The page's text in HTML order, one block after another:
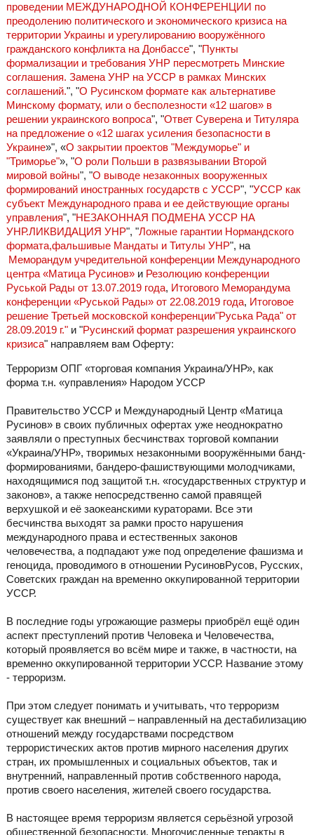
проведении МЕЖДУНАРОДНОЙ КОНФЕРЕНЦИИ по
преодолению политического и экономического кризиса на
территории Украины и урегулированию вооружённого
гражданского конфликта на Донбассе", "Пункты
формализации и требования УНР пересмотреть Минские
соглашения. Замена УНР на УССР в рамках Минских
соглашений.", "О Русинском формате как альтернативе
Минскому формату, или о бесполезности «12 шагов» в
решении украинского вопроса", "Ответ Суверена и Титуляра
на предложение о «12 шагах усиления безопасности в
Украине»", «О закрытии проектов "Междуморье" и
"Триморье"», "О роли Польши в развязывании Второй
мировой войны", "О выводе незаконных вооруженных
формирований иностранных государств с УССР", "УССР как
субъект Международного права и ее действующие органы
управления", "НЕЗАКОННАЯ ПОДМЕНА УССР НА
УНР.ЛИКВИДАЦИЯ УНР", "Ложные гарантии Нормандского
формата,фальшивые Мандаты и Титулы УНР", на
Меморандум учредительной конференции Международного
центра «Матица Русинов»и Резолюцию конференции
Руськой Рады от 13.07.2019 года, Итогового Меморандума
конференции «Руськой Рады» от 22.08.2019 года, Итоговое
решение Третьей московской конференции"Руська Рада" от
28.09.2019 г."и "Русинский формат разрешения украинского
кризиса" направляем вам Оферту:
Терроризм ОПГ «торговая компания Украина/УНР», как
форма т.н. «управления» Народом УССР
Правительство УССР и Международный Центр «Матица
Русинов» в своих публичных офертах уже неоднократно
заявляли о преступных бесчинствах торговой компании
«Украина/УНР», творимых незаконными вооружёнными банд-
формированиями, бандеро-фашиствующими молодчиками,
находящимися под защитой т.н. «государственных структур и
законов», а также непосредственно самой правящей
верхушкой и её заокеанскими кураторами. Все эти
бесчинства выходят за рамки просто нарушения
международного права и естественных законов
человечества, а подпадают уже под определение фашизма и
геноцида, проводимого в отношении РусиновРусов, Русских,
Советских граждан на временно оккупированной территории
УССР.
В последние годы угрожающие размеры приобрёл ещё один
аспект преступлений против Человека и Человечества,
который проявляется во всём мире и также, в частности, на
временно оккупированной территории УССР. Название этому
- терроризм.
При этом следует понимать и учитывать, что терроризм
существует как внешний – направленный на дестабилизацию
отношений между государствами посредством
террористических актов против мирного населения других
стран, их промышленных и социальных объектов, так и
внутренний, направленный против собственного народа,
против своего населения, жителей своего государства.
В настоящее время терроризм является серьёзной угрозой
общественной безопасности. Многочисленные теракты в